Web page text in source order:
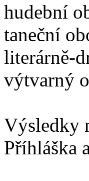
hudební
taneční
literárně-
výtvarný
Výsledky
Příhláška